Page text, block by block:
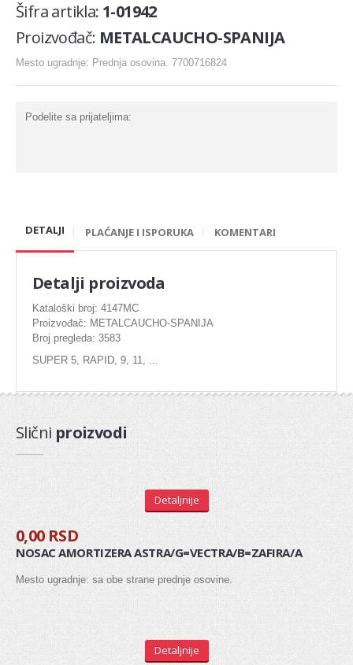
Karike
Komplet za generalnu
DIHTUNG
Dihtung glave
Dihtung izduva
Dihtung komplet
Dihtung poklopca
Dihtung dekle lanca
PRIPREMA GORIVA
Pumpa za gorivo
Potenciometar
Regulator
Protokomer
Elektromagnetni ventil
Šifra artikla: 1-01942
Proizvođač: METALCAUCHO-SPANIJA
Mesto ugradnje: Prednja osovina. 7700716824
Podelite sa prijateljima:
DETALJI PLAĆANJE I ISPORUKA KOMENTARI
Detalji proizvoda
Kataloški broj: 4147MC
Proizvođač: METALCAUCHO-SPANIJA
Broj pregleda: 3583
SUPER 5, RAPID, 9, 11, ...
Slični proizvodi
Detaljnije
0,00 RSD
NOSAC AMORTIZERA ASTRA/G=VECTRA/B=ZAFIRA/A
Mesto ugradnje: sa obe strane prednje osovine.
Detaljnije